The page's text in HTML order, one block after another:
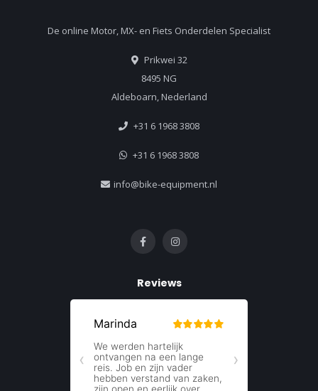
De online Motor, MX- en Fiets Onderdelen Specialist
Prikwei 32
8495 NG
Aldeboarn, Nederland
+31 6 1968 3808
+31 6 1968 3808
info@bike-equipment.nl
Reviews